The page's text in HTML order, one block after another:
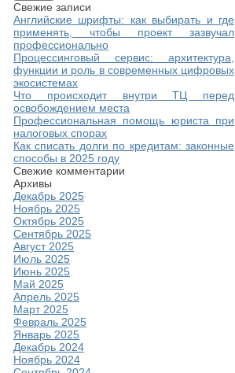
Свежие записи
Английские шрифты: как выбирать и где
применять, чтобы проект зазвучал
профессионально
Процессинговый сервис: архитектура,
функции и роль в современных цифровых
экосистемах
Что происходит внутри ТЦ перед
освобождением места
Профессиональная помощь юриста при
налоговых спорах
Как списать долги по кредитам: законные
способы в 2025 году
Свежие комментарии
Архивы
Декабрь 2025
Ноябрь 2025
Октябрь 2025
Сентябрь 2025
Август 2025
Июль 2025
Июнь 2025
Май 2025
Апрель 2025
Март 2025
Февраль 2025
Январь 2025
Декабрь 2024
Ноябрь 2024